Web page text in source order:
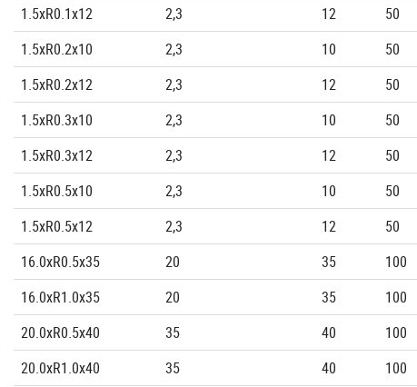
1.5xR0.1x12
2,3 12 50
1.5xR0.2x10
2,3 10 50
1.5xR0.2x12
2,3 12 50
1.5xR0.3x10
2,3 10 50
1.5xR0.3x12
2,3 12 50
1.5xR0.5x10
2,3 10 50
1.5xR0.5x12
2,3 12 50
16.0xR0.5x35
20 35 100
16.0xR1.0x35
20 35 100
20.0xR0.5x40
35 40 100
20.0xR1.0x40
35 40 100